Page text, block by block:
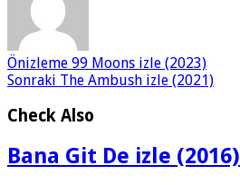
Önizleme 99 Moons izle (2023)
Sonraki The Ambush izle (2021)
Check Also
Bana Git De izle (2016)